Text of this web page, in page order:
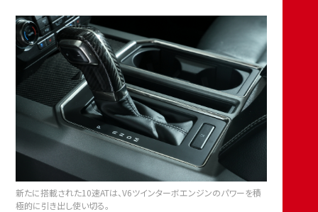
新たに搭載された10速ATは、V6ツインターボエンジンのパワーを積
極的に引き出し使い切る。